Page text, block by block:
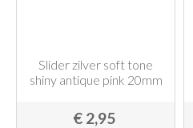
Slider zilver soft tone
shiny antique pink 20mm
€ 2,95